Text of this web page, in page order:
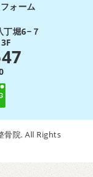
ォーム
堀6−７
骨院. All Rights